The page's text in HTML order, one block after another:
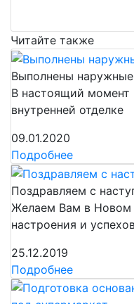
Читайте также
Выполнены
В настоящий момент
внутренней отделке
09.01.2020
Подробнее
Поздравляем с
Желаем Вам в Новом
настроения и
25.12.2019
Подробнее